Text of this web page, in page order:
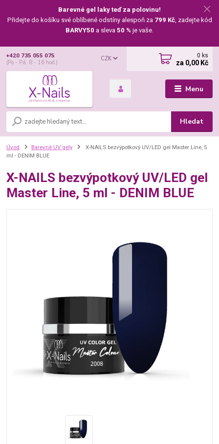
Barevné gel laky teď za polovinu!
Přidejte do košíku své oblíbené odstíny alespoň za 799 Kč, zadejte kód
BARVY50 a sleva 50 % je vaše.
Menu
CZK
Hledat
+420 735 055 075
(Po - Pá, 8 - 16 hod.)
0 ks
za 0,00 Kč
Úvod Barevné UV gely
X-NAILS bezvýpotkový UV/LED gel Master Line, 5
ml - DENIM BLUE
X-NAILS bezvýpotkový UV/LED gel
Master Line, 5 ml - DENIM BLUE